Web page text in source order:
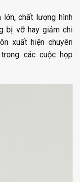
lớn, chất lượng hình
bị vỡ hay giảm chi
xuất hiện chuyên
các cuộc họp